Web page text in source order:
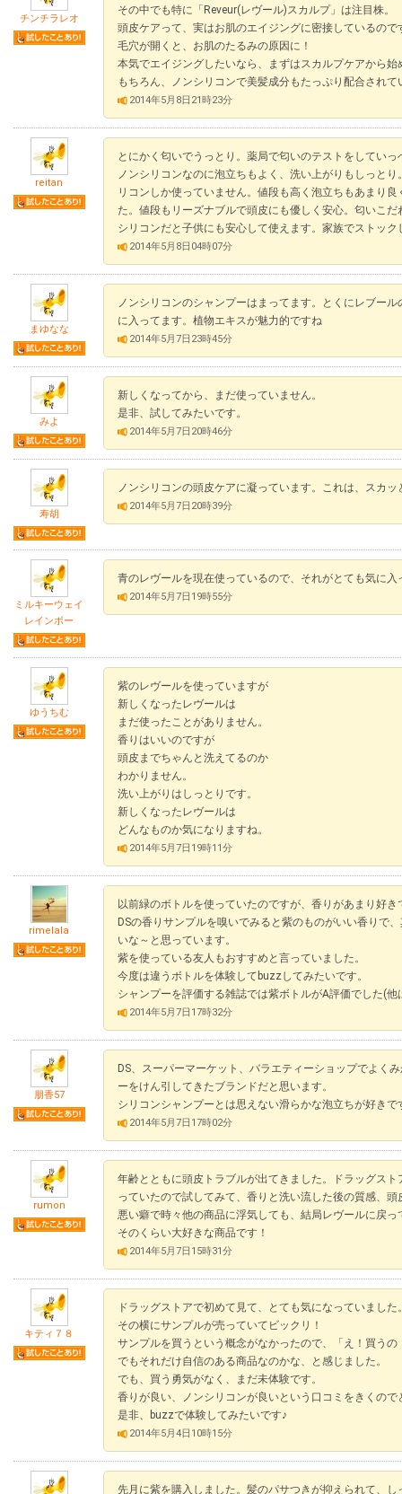
チンチラレオ
その中でも特に「Reveur(レヴール)スカルプ」は注目株。
頭皮ケアって、実はお肌のエイジングに密接しているので
毛穴が開くと、お肌のたるみの原因に！
本気でエイジングしたいなら、まずはスカルプケアから始
もちろん、ノンシリコンで美髪成分もたっぷり配合されて
2014年5月8日21時23分
reitan
とにかく匂いでうっとり。薬局で匂いのテストをしてい
ノンシリコンなのに泡立ちもよく、洗い上がりもしっと
リコンしか使っていません。値段も高く泡立ちもあまり
た。値段もリーズナブルで頭皮にも優しく安心。匂いこ
シリコンだと子供にも安心して使えます。家族でストッ
2014年5月8日04時07分
まゆなな
ノンシリコンのシャンプーはまってます。とくにレブー
に入ってます。植物エキスが魅力的ですね
2014年5月7日23時45分
みよ
新しくなってから、まだ使っていません。
是非、試してみたいです。
2014年5月7日20時46分
寿胡
ノンシリコンの頭皮ケアに凝っています。これは、スカッ
2014年5月7日20時39分
ミルキーウェイ
レインボー
青のレヴールを現在使っているので、それがとても気に
2014年5月7日19時55分
ゆうちむ
紫のレヴールを使っていますが
新しくなったレヴールは
まだ使ったことがありません。
香りはいいのですが
頭皮までちゃんと洗えてるのか
わかりません。
洗い上がりはしっとりです。
新しくなったレヴールは
どんなものか気になりますね。
2014年5月7日19時11分
rimelala
以前緑のボトルを使っていたのですが、香りがあまり好
DSの香りサンプルを嗅いでみると紫のものがいい香りで
いな～と思っています。
紫を使っている友人もおすすめと言っていました。
今度は違うボトルを体験してbuzzしてみたいです。
シャンプーを評価する雑誌では紫ボトルがA評価でした(
2014年5月7日17時32分
朋香57
DS、スーパーマーケット、バラエティーショップでよく
ーをけん引してきたブランドだと思います。
シリコンシャンプーとは思えない滑らかな泡立ちが好きで
2014年5月7日17時02分
rumon
年齢とともに頭皮トラブルが出てきました。ドラッグス
っていたので試してみて、香りと洗い流した後の質感、
悪い癖で時々他の商品に浮気しても、結局レヴールに戻っ
そのくらい大好きな商品です！
2014年5月7日15時31分
キティ７８
ドラッグストアで初めて見て、とても気になっていました
その横にサンプルが売っていてビックリ！
サンプルを買うという概念がなかったので、「え！買うの
でもそれだけ自信のある商品なのかな、と感じました。
でも、買う勇気がなく、まだ未体験です。
香りが良い、ノンシリコンが良いという口コミをきくの
是非、buzzで体験してみたいです♪
2014年5月4日10時15分
先月に紫を購入しました。髪のパサつきが抑えられて、